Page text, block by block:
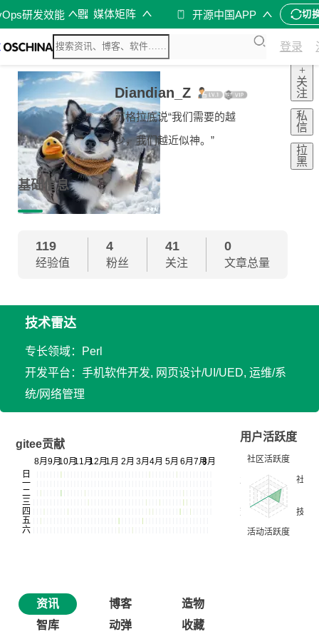
研发效能 媒体矩阵 开源中国APP 切
登录
Diandian_Z
苏格拉底说“我们需要的越
少，我们越近似神。”
+
关
注
私
信
拉
黑
基础信息
119
经验值
4
粉丝
41
关注
0
文章总量
技术雷达
专长领域：Perl
开发平台：手机软件开发, 网页设计/UI/UED, 运维/系
统/网络管理
gitee贡献
用户活跃度
资讯 博客
造物
智库
动弹 收藏